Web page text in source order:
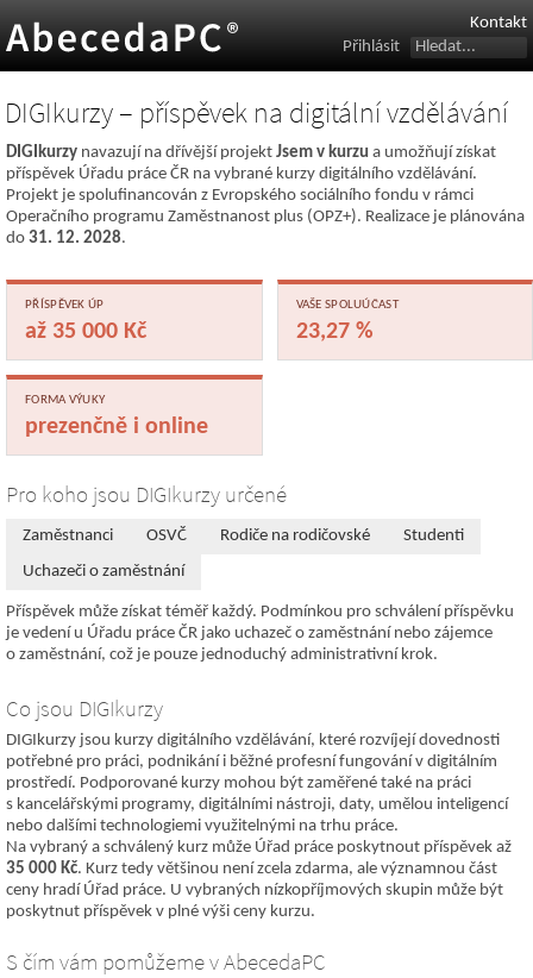
Kontakt
Přihlásit
DIGIkurzy – příspěvek na digitální vzdělávání
DIGIkurzy navazují na dřívější projekt Jsem v kurzu a umožňují získat
příspěvek Úřadu práce ČR na vybrané kurzy digitálního vzdělávání.
Projekt je spolufinancován z Evropského sociálního fondu v rámci
Operačního programu Zaměstnanost plus (OPZ+). Realizace je plánována
do 31. 12. 2028.
PŘÍSPĚVEK ÚP
až 35 000 Kč
VAŠE SPOLUÚČAST
23,27 %
FORMA VÝUKY
prezenčně i online
Pro koho jsou DIGIkurzy určené
Zaměstnanci OSVČ Rodiče na rodičovské
Studenti
Uchazeči o zaměstnání
Příspěvek může získat téměř každý. Podmínkou pro schválení příspěvku
je vedení u Úřadu práce ČR jako uchazeč o zaměstnání nebo zájemce
o zaměstnání, což je pouze jednoduchý administrativní krok.
Co jsou DIGIkurzy
DIGIkurzy jsou kurzy digitálního vzdělávání, které rozvíjejí dovednosti
potřebné pro práci, podnikání i běžné profesní fungování v digitálním
prostředí. Podporované kurzy mohou být zaměřené také na práci
s kancelářskými programy, digitálními nástroji, daty, umělou inteligencí
nebo dalšími technologiemi využitelnými na trhu práce.
Na vybraný a schválený kurz může Úřad práce poskytnout příspěvek až
35 000 Kč. Kurz tedy většinou není zcela zdarma, ale významnou část
ceny hradí Úřad práce. U vybraných nízkopříjmových skupin může být
poskytnut příspěvek v plné výši ceny kurzu.
S čím vám pomůžeme v AbecedaPC